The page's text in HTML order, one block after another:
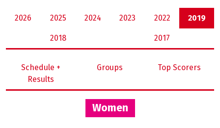
2026 2025 2024 2023 2022 2019
2018 2017
Schedule +
Results
Groups Top Scorers
Women